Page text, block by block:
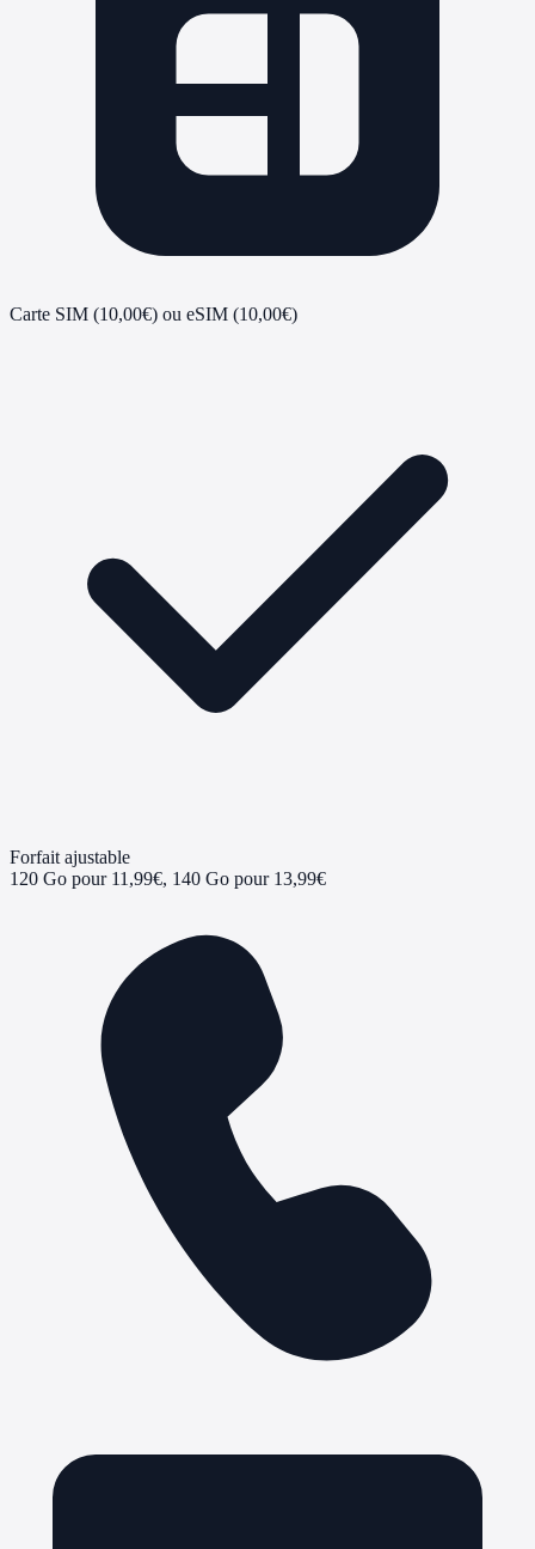
Carte SIM (10,00€) ou eSIM (10,00€)
Forfait ajustable
120 Go pour 11,99€, 140 Go pour 13,99€